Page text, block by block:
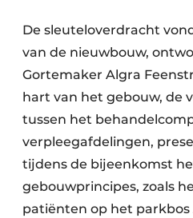
De sleuteloverdracht
van de nieuwbouw,
Gortemaker Algra
hart van het gebouw, de
tussen het
verpleegafdelingen,
tijdens de bijeenkomst
gebouwprincipes, zoals
patiënten op het